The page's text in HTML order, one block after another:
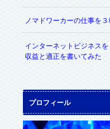
ノマドワーカーの仕事を
インターネットビジネス
収益と適正を書いてみた
プロフィール